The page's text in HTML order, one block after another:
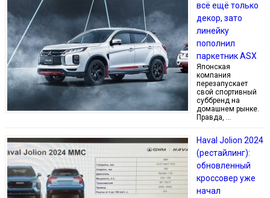
всё ещё только
декор, зато
линейку
пополнил
паркетник ASX
Японская
компания
перезапускает
свой спортивный
суббренд на
домашнем рынке.
Правда, …
Haval Jolion 2024
(рестайлинг):
обновленный
кроссовер уже
начал